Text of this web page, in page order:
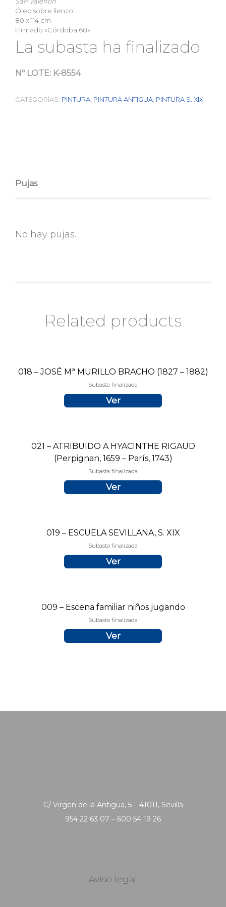
Óleo sobre lienzo
80 x 114 cm
Firmado «Córdoba 68».
La subasta ha finalizado
Nº LOTE: K-8554
CATEGORÍAS: PINTURA, PINTURA ANTIGUA, PINTURA S. XIX
Pujas
No hay pujas.
Related products
018 – JOSÉ Mª MURILLO BRACHO (1827 – 1882)
Subasta finalizada
Ver
021 – ATRIBUIDO A HYACINTHE RIGAUD
(Perpignan, 1659 – París, 1743)
Subasta finalizada
Ver
019 – ESCUELA SEVILLANA, S. XIX
Subasta finalizada
Ver
009 – Escena familiar niños jugando
Subasta finalizada
Ver
C/ Virgen de la Antigua, 5 – 41011, Sevilla
954 22 63 07 – 600 54 19 26
Aviso legal